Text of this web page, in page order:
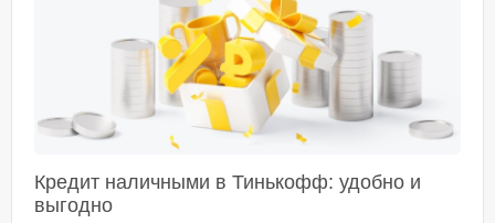
Кредит наличными в Тинькофф: удобно и
выгодно